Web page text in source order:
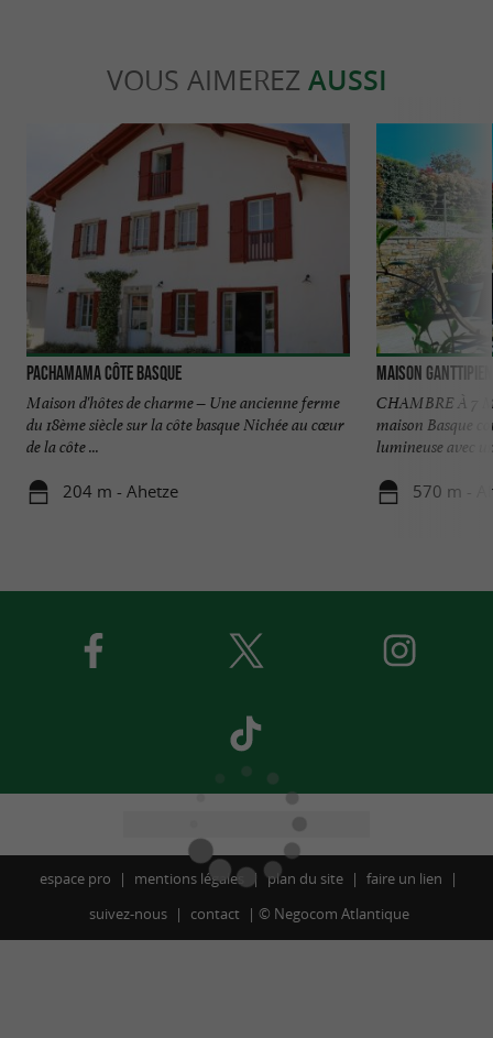
VOUS AIMEREZ AUSSI
Pachamama Côte Basque
Maison d'hôtes de charme – Une ancienne ferme
du 18ème siècle sur la côte basque Nichée au cœur
de la côte ...
204 m - Ahetze
Maison
CHAMBRE À 7
maison Basque
lumineuse avec
570 m -
espace pro mentions légales plan du site
faire un lien
suivez-nous
contact © Negocom Atlantique